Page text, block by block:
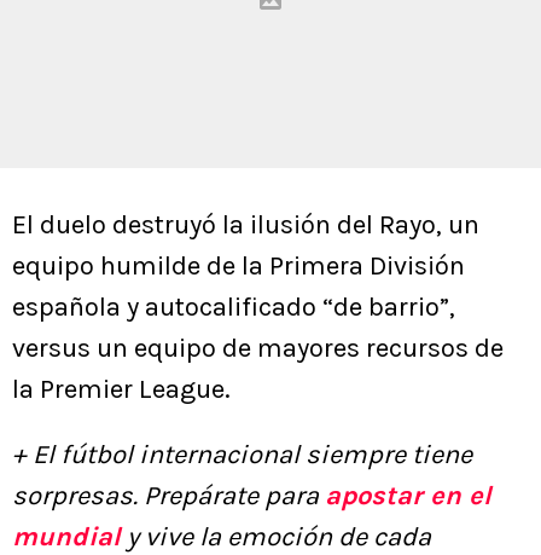
El duelo destruyó la ilusión del Rayo, un
equipo humilde de la Primera División
española y autocalificado “de barrio”,
versus un equipo de mayores recursos de
la Premier League.
+ El fútbol internacional siempre tiene
sorpresas. Prepárate para apostar en el
mundialy vive la emoción de cada